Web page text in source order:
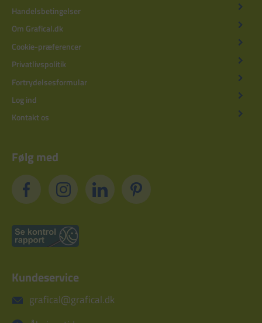
Handelsbetingelser
Om Grafical.dk
Cookie-præferencer
Privatlivspolitik
Fortrydelsesformular
Log ind
Kontakt os
Følg med
Kundeservice
grafical@grafical.dk